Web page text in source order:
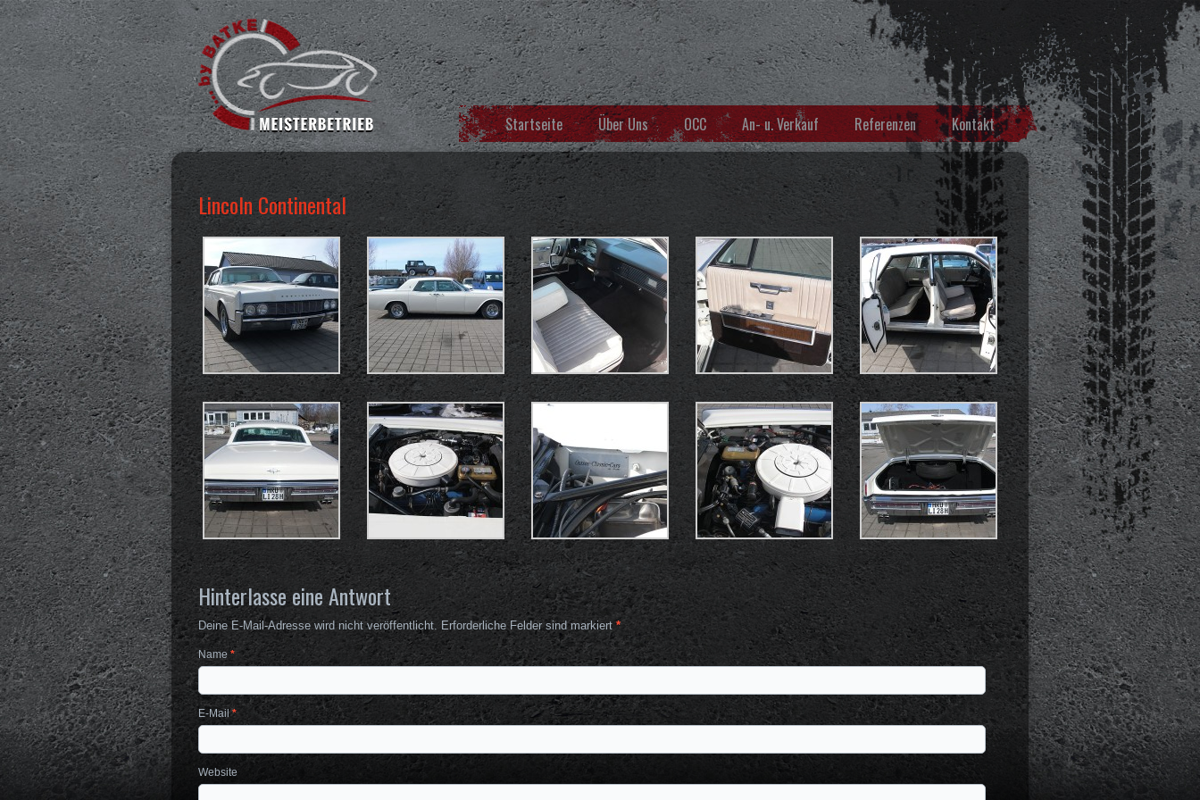
Startseite Über Uns OCC An- u. Verkauf Referenzen Kontakt
Lincoln Continental
Hinterlasse eine Antwort
Deine E-Mail-Adresse wird nicht veröffentlicht. Erforderliche Felder sind markiert *
Name *
E-Mail*
Website